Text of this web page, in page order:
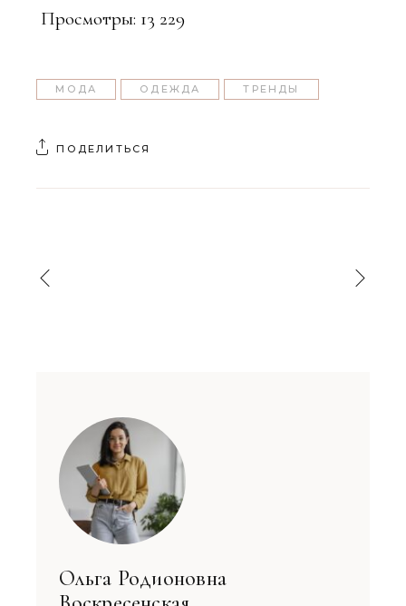
Просмотры: 13 229
МОДА ОДЕЖДА ТРЕНДЫ
ПОДЕЛИТЬСЯ
Ольга Родионовна